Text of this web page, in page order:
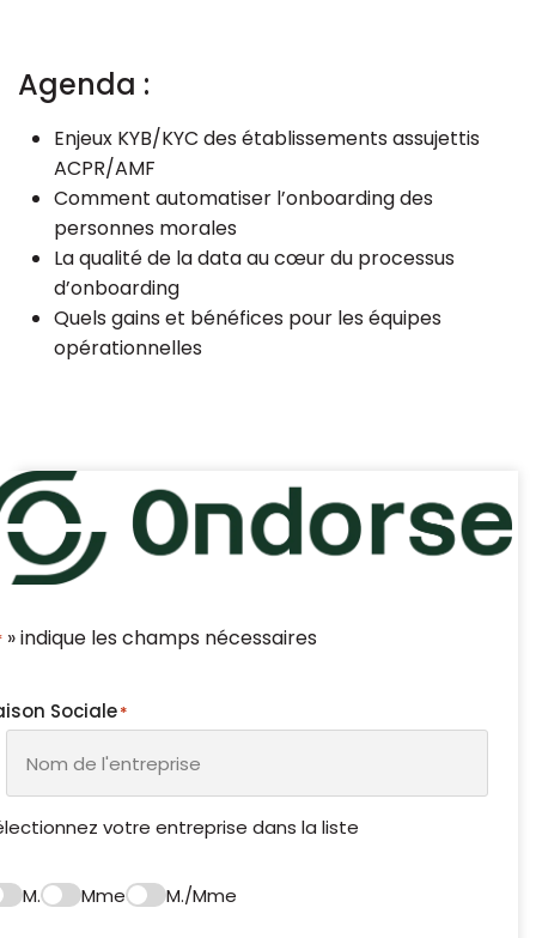
Agenda :
Enjeux KYB/KYC des établissements assujettis
ACPR/AMF
Comment automatiser l’onboarding des
personnes morales
La qualité de la data au cœur du processus
d’onboarding
Quels gains et bénéfices pour les équipes
opérationnelles
» indique les champs nécessaires
Sociale*
votre entreprise dans la liste
M. Mme M./Mme